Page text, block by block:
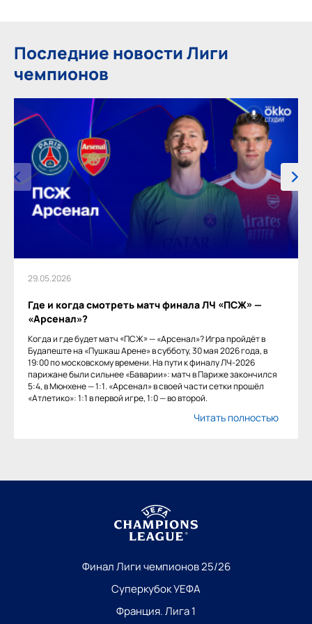
Последние новости Лиги
чемпионов
29.05.2026
Где и когда смотреть матч финала ЛЧ «ПСЖ» —
«Арсенал»?
Когда и где будет матч «ПСЖ» — «Арсенал»? Игра пройдёт в
Будапеште на «Пушкаш Арене» в субботу, 30 мая 2026 года, в
19:00 по московскому времени. На пути к финалу ЛЧ-2026
парижане были сильнее «Баварии»: матч в Париже закончился
5:4, в Мюнхене — 1:1. «Арсенал» в своей части сетки прошёл
«Атлетико»: 1:1 в первой игре, 1:0 — во второй.
Читать полностью
Финал Лиги чемпионов 25/26
Суперкубок УЕФА
Франция. Лига 1